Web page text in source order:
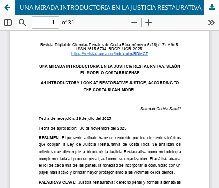
UNA MIRADA INTRODUCTORIA EN LA JUSTICIA RESTAURATIVA, SEGÚN EL MODELO COSTARRICENSE